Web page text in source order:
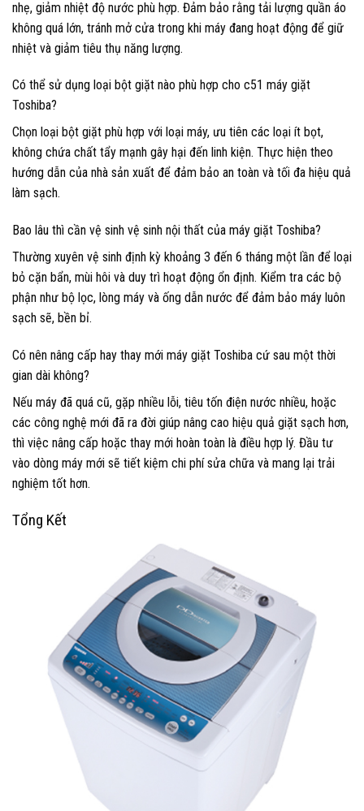
nhẹ, giảm nhiệt độ nước phù hợp. Đảm bảo rằng tải lượng quần áo
không quá lớn, tránh mở cửa trong khi máy đang hoạt động để giữ
nhiệt và giảm tiêu thụ năng lượng.
Có thể sử dụng loại bột giặt nào phù hợp cho c51 máy giặt
Toshiba?
Chọn loại bột giặt phù hợp với loại máy, ưu tiên các loại ít bọt,
không chứa chất tẩy mạnh gây hại đến linh kiện. Thực hiện theo
hướng dẫn của nhà sản xuất để đảm bảo an toàn và tối đa hiệu quả
làm sạch.
Bao lâu thì cần vệ sinh vệ sinh nội thất của máy giặt Toshiba?
Thường xuyên vệ sinh định kỳ khoảng 3 đến 6 tháng một lần để loại
bỏ cặn bẩn, mùi hôi và duy trì hoạt động ổn định. Kiểm tra các bộ
phận như bộ lọc, lòng máy và ống dẫn nước để đảm bảo máy luôn
sạch sẽ, bền bỉ.
Có nên nâng cấp hay thay mới máy giặt Toshiba cứ sau một thời
gian dài không?
Nếu máy đã quá cũ, gặp nhiều lỗi, tiêu tốn điện nước nhiều, hoặc
các công nghệ mới đã ra đời giúp nâng cao hiệu quả giặt sạch hơn,
thì việc nâng cấp hoặc thay mới hoàn toàn là điều hợp lý. Đầu tư
vào dòng máy mới sẽ tiết kiệm chi phí sửa chữa và mang lại trải
nghiệm tốt hơn.
Tổng Kết